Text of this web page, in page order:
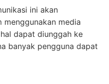
ini akan
menggunakan media
dapat diunggah ke
banyak pengguna dapat